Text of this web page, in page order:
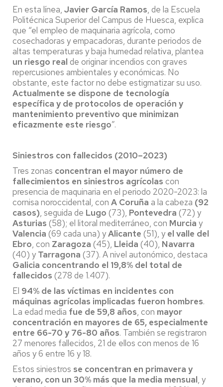
En esta línea, Javier García Ramos, de la Escuela
Politécnica Superior del Campus de Huesca, explica
que “el empleo de maquinaria agrícola, como
cosechadoras y empacadoras, durante periodos de
altas temperaturas y baja humedad relativa, plantea
un riesgo real de originar incendios con graves
repercusiones ambientales y económicas. No
obstante, este factor no debe estigmatizar su uso.
Actualmente se dispone de tecnología
específica y de protocolos de operación y
mantenimiento preventivo que minimizan
eficazmente este riesgo”.
Siniestros con fallecidos (2010–2023)
Tres zonas concentran el mayor número de
fallecimientos en siniestros agrícolas con
presencia de maquinaria en el periodo 2020-2023: la
cornisa noroccidental, con A Coruña a la cabeza (92
casos), seguida de Lugo (73), Pontevedra (72) y
Asturias (58); el litoral mediterráneo, con Murcia y
Valencia (69 cada una) yAlicante (51), y el valle del
Ebro, con Zaragoza (45), Lleida (40), Navarra
(40) y Tarragona (37). A nivel autonómico, destaca
Galicia concentrando el 19,8% del total de
fallecidos (278 de 1.407).
El 94% de las víctimas en incidentes con
máquinas agrícolas implicadas fueron hombres.
La edad media fue de 59,8 años, con mayor
concentración en mayores de 65, especialmente
entre 66-70 y 76-80 años. También se registraron
27 menores fallecidos, 21 de ellos con menos de 16
años y 6 entre 16 y 18.
Estos siniestros se concentran en primavera y
verano, con un 30% más que la media mensual, y